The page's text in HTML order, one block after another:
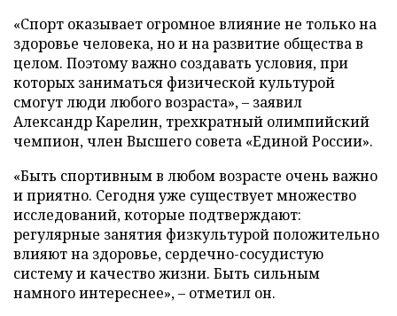
«Спорт оказывает огромное влияние не только на
здоровье человека, но и на развитие общества в
целом. Поэтому важно создавать условия, при
которых заниматься физической культурой
смогут люди любого возраста», – заявил
Александр Карелин, трехкратный олимпийский
чемпион, член Высшего совета «Единой России».
«Быть спортивным в любом возрасте очень важно
и приятно. Сегодня уже существует множество
исследований, которые подтверждают:
регулярные занятия физкультурой положительно
влияют на здоровье, сердечно-сосудистую
систему и качество жизни. Быть сильным
намного интереснее», – отметил он.